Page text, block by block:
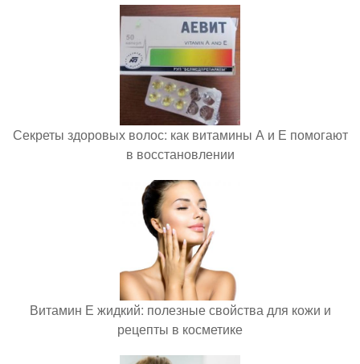
Секреты здоровых волос: как витамины А и Е помогают
в восстановлении
Витамин Е жидкий: полезные свойства для кожи и
рецепты в косметике